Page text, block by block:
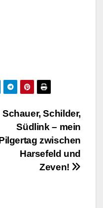
Schauer, Schilder,
Südlink – mein
zwischen
Harsefeld und
Zeven!